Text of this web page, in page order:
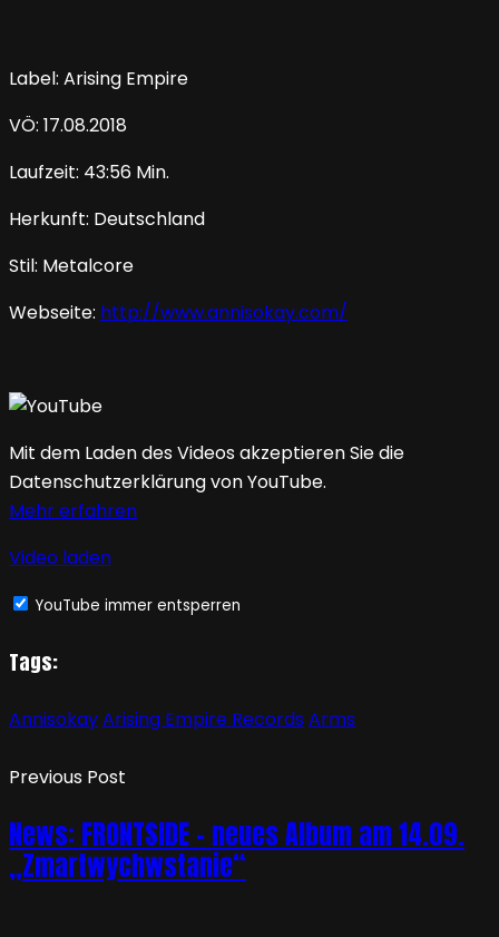
Label: Arising Empire
VÖ: 17.08.2018
Laufzeit: 43:56 Min.
Herkunft: Deutschland
Stil: Metalcore
Webseite: http://www.annisokay.com/
Mit dem Laden des Videos akzeptieren Sie die
Datenschutzerklärung von YouTube.
Mehr erfahren
Video laden
YouTube immer entsperren
Tags:
AnnisokayArising Empire Records Arms
Previous Post
News: FRONTSIDE – neues Album am 14.09.
„Zmartwychwstanie“